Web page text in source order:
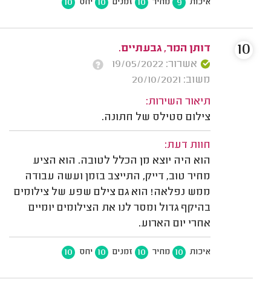
איכות 9 מחיר 10 זמנים 10 יחס 10
דותן המר, גבעתיים.
אשרור: 19/05/2022
משוב: 20/10/2021
תיאור השירות:
צילום סטילס של חתונה.
חוות דעת:
הוא היה יוצא מן הכלל לטובה. הוא הציע
מחיר טוב, דייק, התייצב בזמן ועשה עבודה
ממש נפלאה! הוא גם צילם שפע של צילומים
בהיקף גדול ומסר לנו את הצילומים יומיים
אחרי יום הארוע.
איכות 10 מחיר 10 זמנים 10 יחס 10
10